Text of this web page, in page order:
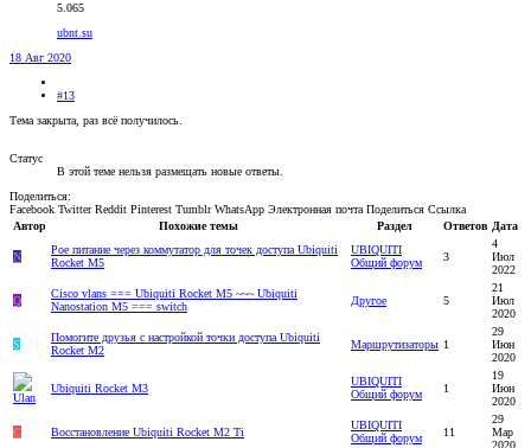
5.065
ubnt.su
18 Авг 2020
#13
Тема закрыта, раз всё получилось.
Статус
В этой теме нельзя размещать новые ответы.
Поделиться:
Facebook Twitter Reddit Pinterest Tumblr WhatsApp Электронная почта Поделиться Ссылка
Автор
Похожие темы Раздел Ответов Дата
N
Poe питание через коммутатор для точек доступа Ubiquiti
Rocket M5
UBIQUITI
Общий форум
3
4
Июл
2022
Q
Cisco vlans === Ubiquiti Rocket M5 ~~~ Ubiquiti
Nanostation M5 === switch
Другое 5
21
Июл
2020
S
Помогите друзья с настройкой точки доступа Ubiquiti
Rocket M2
Маршрутизаторы 1
29
Июн
2020
Ubiquiti Rocket M3
UBIQUITI
Общий форум
1
19
Июн
2020
C Восстановление Ubiquiti Rocket M2 Ti
UBIQUITI
Общий форум
11
29
Мар